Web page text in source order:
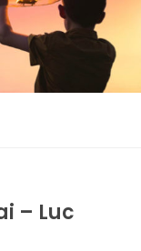
– Luc